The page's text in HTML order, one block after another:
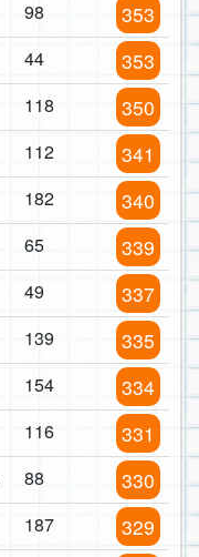
98 353
44 353
118 350
112 341
182 340
65 339
49 337
139 335
154 334
116 331
88 330
187 329